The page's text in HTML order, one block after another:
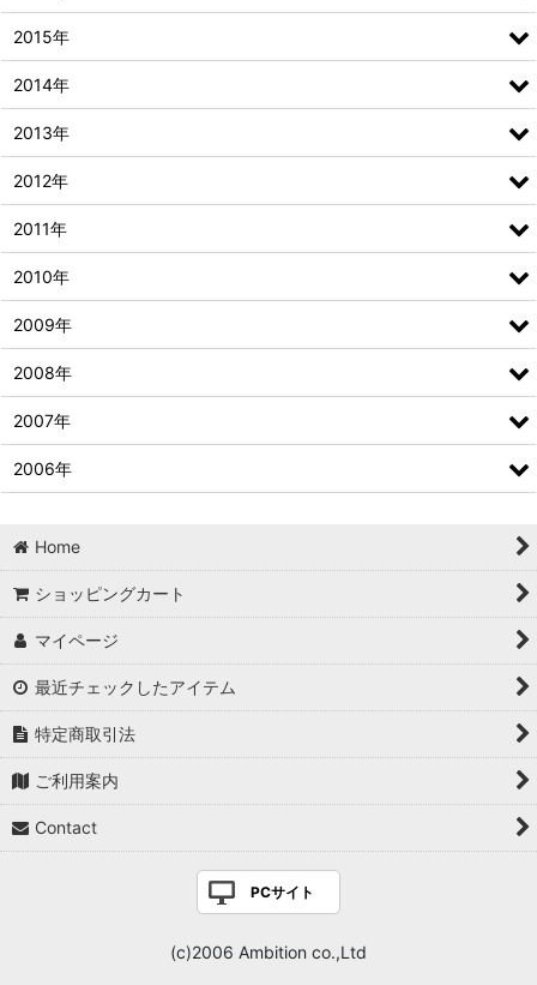
2015年
2014年
2013年
2012年
2011年
2010年
2009年
2008年
2007年
2006年
Home
ショッピングカート
マイページ
最近チェックしたアイテム
特定商取引法
ご利用案内
Contact
PCサイト
(c)2006 Ambition co.,Ltd